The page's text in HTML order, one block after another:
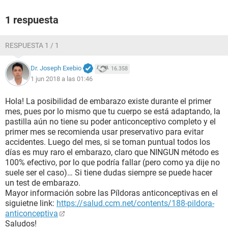
1 respuesta
RESPUESTA 1 / 1
Dr. Joseph Exebio 16.358
1 jun 2018 a las 01:46
Hola! La posibilidad de embarazo existe durante el primer
mes, pues por lo mismo que tu cuerpo se está adaptando, la
pastilla aún no tiene su poder anticonceptivo completo y el
primer mes se recomienda usar preservativo para evitar
accidentes. Luego del mes, si se toman puntual todos los
días es muy raro el embarazo, claro que NINGUN método es
100% efectivo, por lo que podría fallar (pero como ya dije no
suele ser el caso)… Si tiene dudas siempre se puede hacer
un test de embarazo.
Mayor información sobre las Píldoras anticonceptivas en el
siguietne link: https://salud.ccm.net/contents/188-pildora-
anticonceptiva
Saludos!